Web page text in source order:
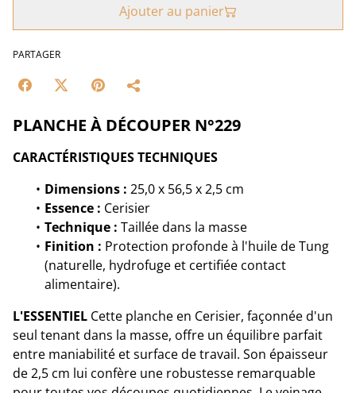
Ajouter au panier
PARTAGER
PLANCHE À DÉCOUPER N°229
CARACTÉRISTIQUES TECHNIQUES
Dimensions : 25,0 x 56,5 x 2,5 cm
Essence : Cerisier
Technique : Taillée dans la masse
Finition : Protection profonde à l'huile de Tung
(naturelle, hydrofuge et certifiée contact
alimentaire).
L'ESSENTIEL Cette planche en Cerisier, façonnée d'un
seul tenant dans la masse, offre un équilibre parfait
entre maniabilité et surface de travail. Son épaisseur
de 2,5 cm lui confère une robustesse remarquable